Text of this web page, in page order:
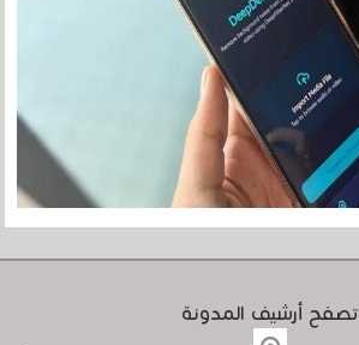
تصفح أرشيف المدونة